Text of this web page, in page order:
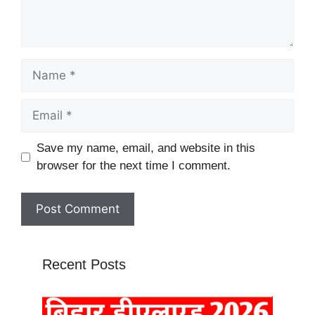
Name
Email
Website
Save my name, email, and website in this
browser for the next time I comment.
Recent Posts